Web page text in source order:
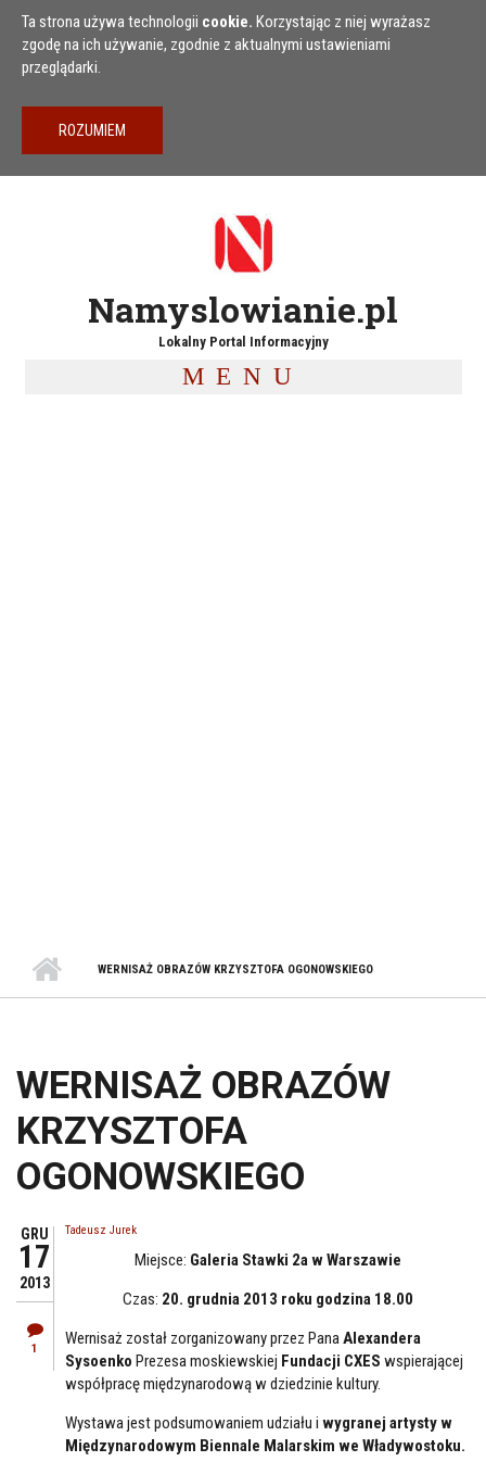
Przejdź do treści
Ta strona używa technologii cookie. Korzystając z niej wyrażasz
zgodę na ich używanie, zgodnie z aktualnymi ustawieniami
przeglądarki.
Namyslowianie.pl
Lokalny Portal Informacyjny
MENU
WERNISAŻ OBRAZÓW KRZYSZTOFA OGONOWSKIEGO
WERNISAŻ OBRAZÓW
KRZYSZTOFA
OGONOWSKIEGO
GRU
17
2013
1
Tadeusz Jurek
Miejsce: Galeria Stawki 2a w Warszawie
Czas: 20. grudnia 2013 roku godzina 18.00
Wernisaż został zorganizowany przez PanaAlexandera
Sysoenko Prezesa moskiewskiej Fundacji CXES wspierającej
współpracę międzynarodową w dziedzinie kultury.
Wystawa jest podsumowaniem udziału i wygranej artysty w
Międzynarodowym Biennale Malarskim we Władywostoku.